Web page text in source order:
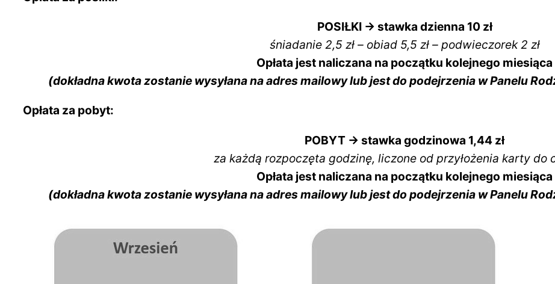
POSIŁKI -> stawka dzienna 10 zł
śniadanie 2,5 zł – obiad 5,5 zł – podwieczorek 2 zł
Opłata jest naliczana na początku kolejnego miesiąca
(dokładna kwota zostanie wysyłana na adres mailowy lub jest do podejrzenia w Panelu
Opłata za pobyt:
POBYT -> stawka godzinowa 1,44 zł
za każdą rozpoczęta godzinę, liczone od przyłożenia karty do
Opłata jest naliczana na początku kolejnego miesiąca
(dokładna kwota zostanie wysyłana na adres mailowy lub jest do podejrzenia w Panelu